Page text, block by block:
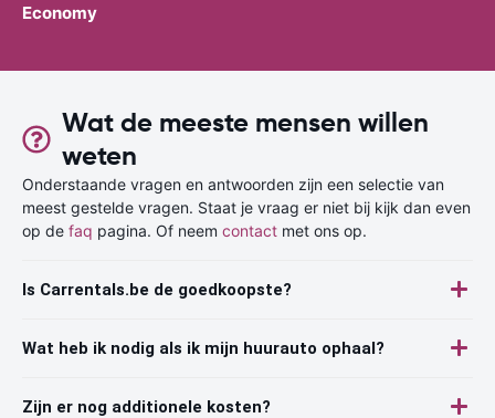
Economy
Wat de meeste mensen willen
weten
Onderstaande vragen en antwoorden zijn een selectie van
meest gestelde vragen. Staat je vraag er niet bij kijk dan even
op de faq pagina. Of neem contact met ons op.
Is Carrentals.be de goedkoopste?
Wat heb ik nodig als ik mijn huurauto ophaal?
Zijn er nog additionele kosten?